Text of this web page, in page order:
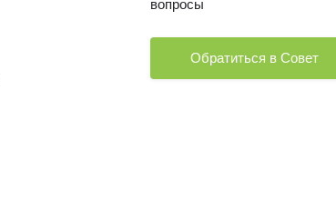
вопросы
Обратиться в Совет